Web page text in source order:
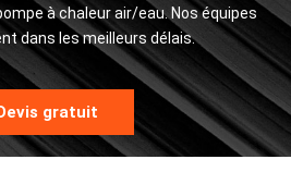
à chaleur air/eau. Nos équipes
dans les meilleurs délais.
gratuit